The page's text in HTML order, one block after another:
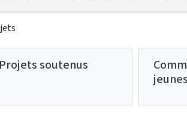
Projets soutenus
jeunes